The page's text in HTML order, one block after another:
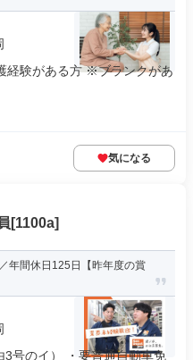
経験がある方 ※ブランクがあ
気になる
[1100a]
年間休日125日【昨年度の賞
号のイ） ・要普通自動車免